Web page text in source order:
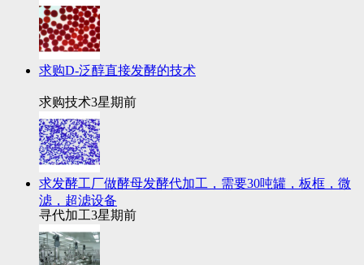
求购D-泛醇直接发酵的技术
求购技术3星期前
求发酵工厂做酵母发酵代加工，需要30吨罐，板框，微
滤，超滤设备
寻代加工3星期前